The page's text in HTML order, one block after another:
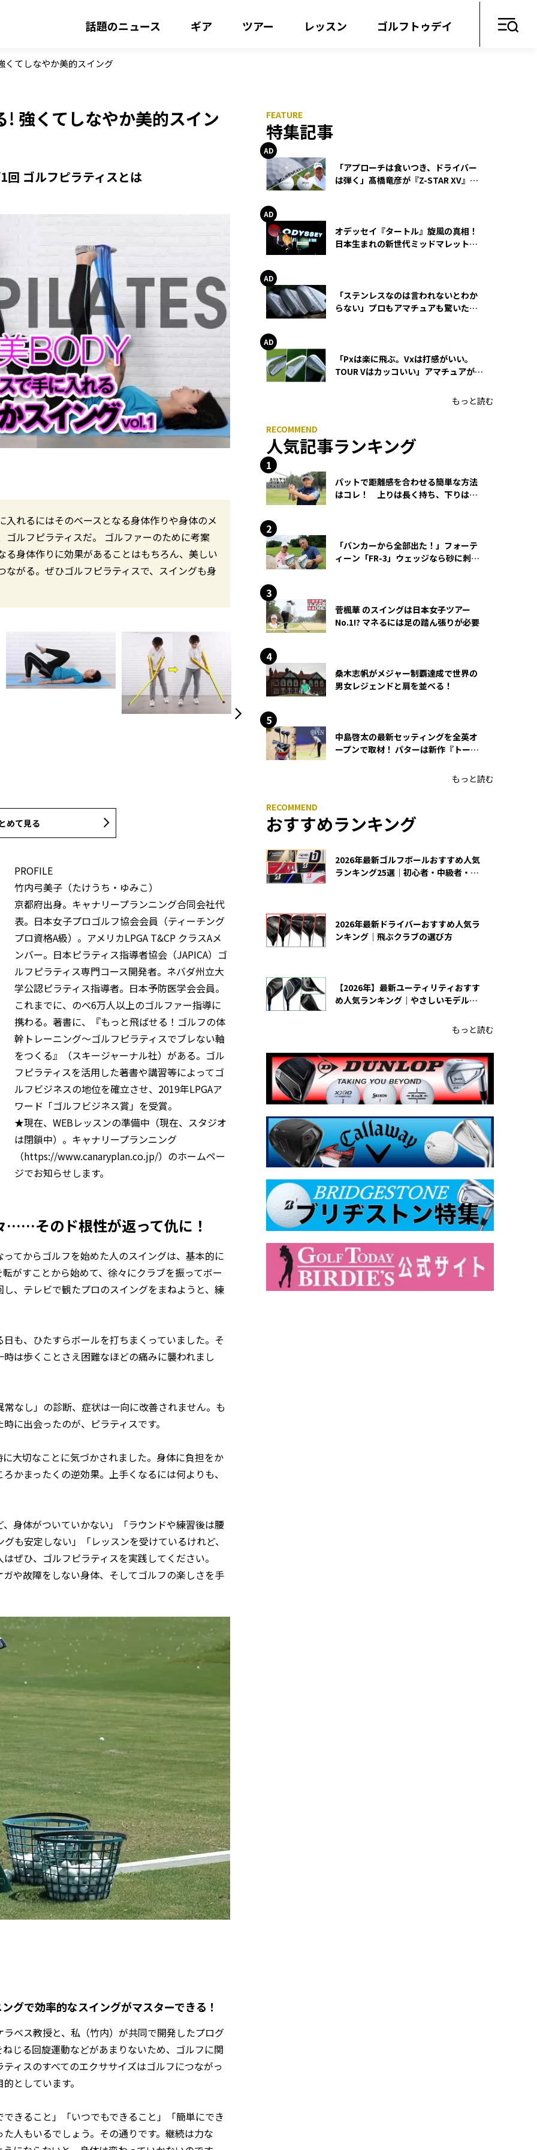
話題のニュース ギア ツアー レッスン ゴルフトゥデイ
くてしなやか美的スイング
強くてしなやか美的スイン
回 ゴルフピラティスとは
れるにはそのベースとなる身体作りや身体のメ
ルフピラティスだ。 ゴルファーのために考案
身体作りに効果があることはもちろん、美しい
がる。ぜひゴルフピラティスで、スイングも身
めて見る
PROFILE
竹内弓美子（たけうち・ゆみこ）
京都府出身。キャナリープランニング合同会社代
表。日本女子プロゴルフ協会会員（ティーチング
プロ資格A級）。アメリカLPGA T&CP クラスAメ
ンバー。日本ピラティス指導者協会（JAPICA）ゴ
ルフピラティス専門コース開発者。ネバダ州立大
学公認ピラティス指導者。日本予防医学会会員。
これまでに、のべ6万人以上のゴルファー指導に
携わる。著書に、『もっと飛ばせる！ゴルフの体
幹トレーニング～ゴルフピラティスでブレない軸
をつくる』（スキージャーナル社）がある。ゴル
フピラティスを活用した著書や講習等によってゴ
ルフビジネスの地位を確立させ、2019年LPGAア
ワード「ゴルフビジネス賞」を受賞。
★現在、WEBレッスンの準備中（現在、スタジオ
は閉鎖中）。キャナリープランニング
（https://www.canaryplan.co.jp/）のホームペー
ジでお知らせします。
……そのド根性が返って仇に！
てからゴルフを始めた人のスイングは、基本的に
がすことから始めて、徐々にクラブを振ってボー
、テレビで観たプロのスイングをまねようと、練
も、ひたすらボールを打ちまくっていました。そ
は歩くことさえ困難なほどの痛みに襲われまし
なし」の診断、症状は一向に改善されません。も
出会ったのが、ピラティスです。
大切なことに気づかされました。身体に負担をか
かまったくの逆効果。上手くなるには何よりも、
身体がついていかない」「ラウンドや練習後は腰
も安定しない」「レッスンを受けているけれど、
ぜひ、ゴルフピラティスを実践してください。
や故障をしない身体、そしてゴルフの楽しさを手
グで効率的なスイングがマスターできる！
ベス教授と、私（竹内）が共同で開発したプログ
じる回旋運動などがあまりないため、ゴルフに関
ィスのすべてのエクササイズはゴルフにつながっ
としています。
きること」「いつでもできること」「簡単にでき
人もいるでしょう。その通りです。継続は力な
特集記事
「アプローチは食いつき、ドライバー
は弾く」髙橋竜彦が『Z-STAR XV』を
オデッセイ『タートル』旋風の真相！
日本生まれの新世代ミッドマレットが
「ステンレスなのは言われないとわか
らない」プロもアマチュアも驚いた
「Pxは楽に飛ぶ。Vxは打感がいい。
TOUR Vはカッコいい」アマチュアが選
もっと読む
人気記事ランキング
パットで距離感を合わせる簡単な方法
はコレ！ 上りは長く持ち、下りは短
「バンカーから全部出た！」フォーテ
ィーン「FR-3」ウェッジなら砂に刺さ
菅楓華 のスイングは日本女子ツアー
No.1!? マネるには足の踏ん張りが必要
桑木志帆がメジャー制覇達成で世界の
男女レジェンドと肩を並べる！
中島啓太の最新セッティングを全英オ
ープンで取材！ パターは新作『トーチ
もっと読む
おすすめランキング
2026年最新ゴルフボールおすすめ人気
ランキング25選｜初心者・中級者・上
2026年最新ドライバーおすすめ人気ラ
ンキング｜飛ぶクラブの選び方
【2026年】最新ユーティリティおすす
め人気ランキング｜やさしいモデルの
もっと読む